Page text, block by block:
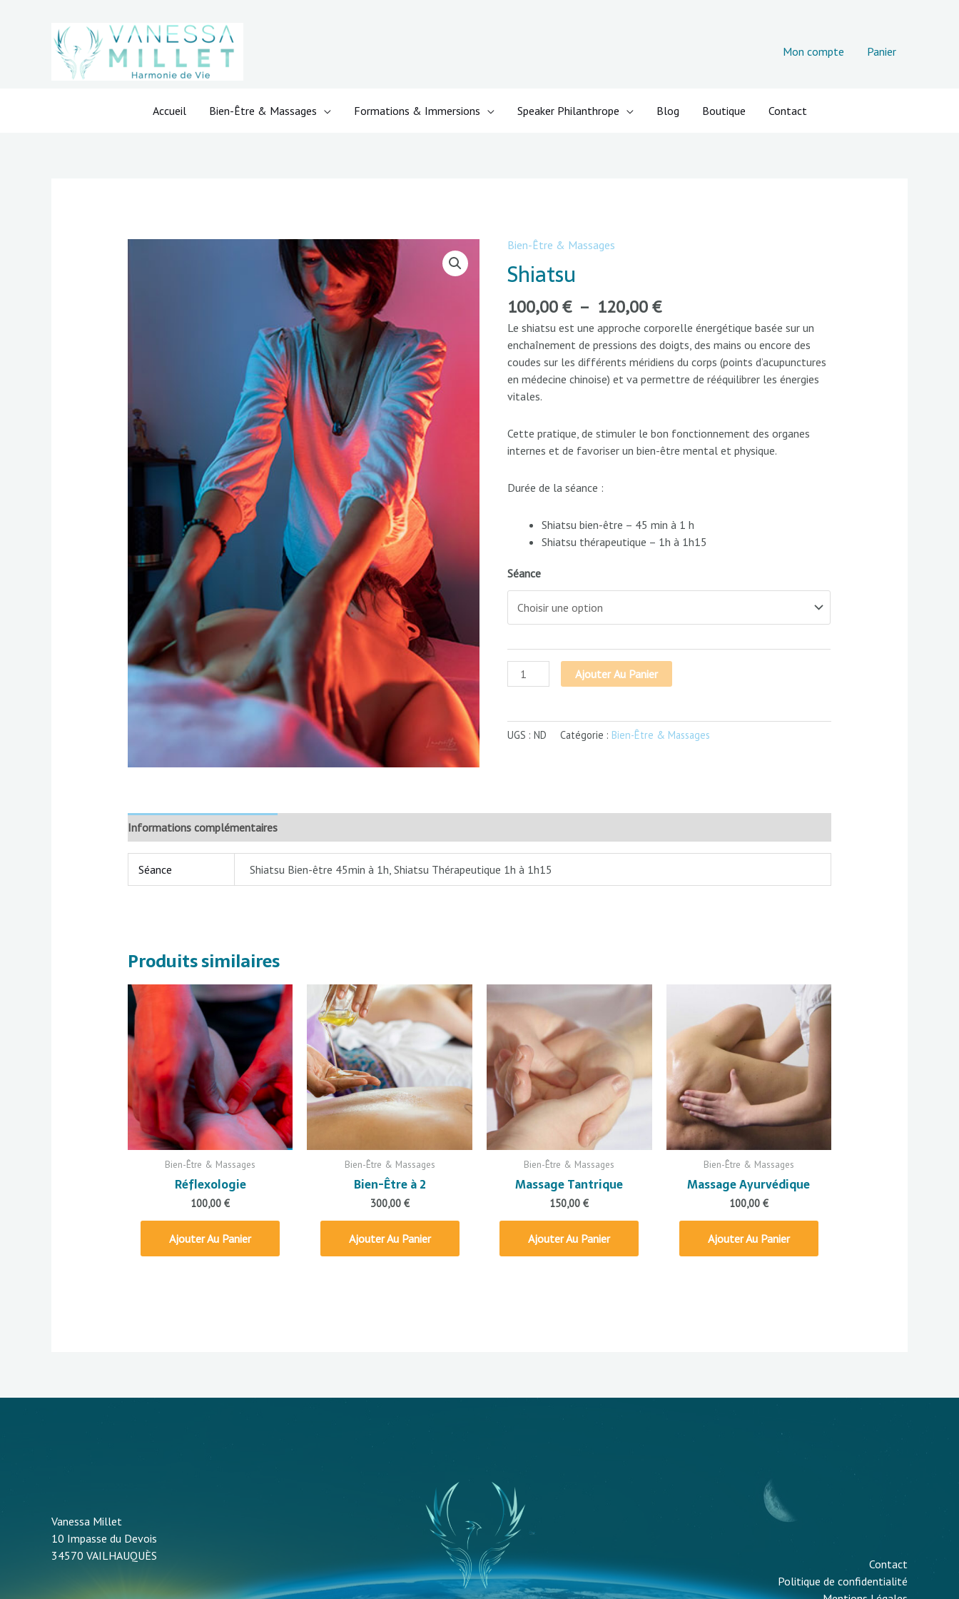
Mon compte Panier
Accueil Bien-Être & Massages Formations & Immersions Speaker Philanthrope Blog Boutique Contact
Bien-Être & Massages
Shiatsu
100,00€ – 120,00€100,00 €
à
120,00 €
Le shiatsu est une approche corporelle énergétique basée sur un
enchaînement de pressions des doigts, des mains ou encore des
coudes sur les différents méridiens du corps (points d’acupunctures
en médecine chinoise) et va permettre de rééquilibrer les énergies
vitales.
Cette pratique, de stimuler le bon fonctionnement des organes
internes et de favoriser un bien-être mental et physique.
Durée de la séance :
Shiatsu bien-être – 45 min à 1 h
Shiatsu thérapeutique – 1h à 1h15
Séance
quantité
de
Shiatsu
Ajouter Au Panier
UGS :ND Catégorie : Bien-Être & Massages
Informations complémentaires
Séance Shiatsu Bien-être 45min à 1h, Shiatsu Thérapeutique 1h à 1h15
Produits similaires
Bien-Être & Massages
Réflexologie
100,00€
Ajouter Au Panier
Bien-Être & Massages
Bien-Être à 2
300,00 €
Ajouter Au Panier
Bien-Être & Massages
Massage Tantrique
150,00€
Ajouter Au Panier
Bien-Être & Massages
Massage Ayurvédique
100,00 €
Ajouter Au Panier
Vanessa Millet
10 Impasse du Devois
34570 VAILHAUQUÈS
Contact
Politique de confidentialité